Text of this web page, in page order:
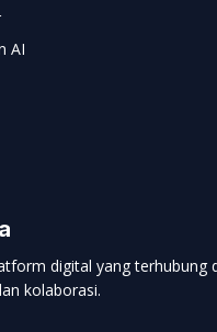
AI
digital yang terhubung
kolaborasi.